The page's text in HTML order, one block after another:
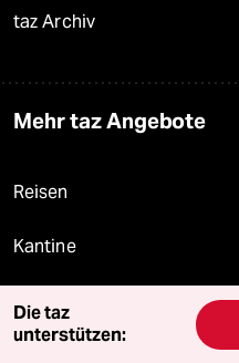
taz Archiv
Mehr taz Angebote
Reisen
Kantine
Shop
Die taz
unterstützen: